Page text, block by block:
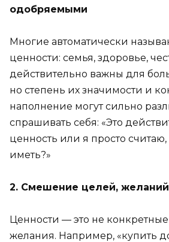
одобряемыми
Многие автоматически
ценности: семья, здоровье,
действительно важны для
но степень их значимости и
наполнение могут сильно
спрашивать себя: «Это
ценность или я просто
иметь?»
2. Смешение целей,
Ценности — это не
желания. Например, «купить